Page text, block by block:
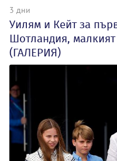
3 дни
Уилям и Кейт за
Шотландия,
(ГАЛЕРИЯ)